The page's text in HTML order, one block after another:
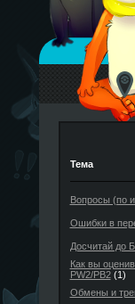
Тема
Вопросы (по
Ошибки в
Досчитай
Как вы
PW2/PB2(1)
Обмены и